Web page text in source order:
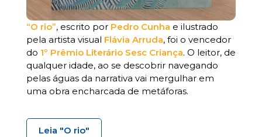
“O rio”, escrito por Pedro Cunha e ilustrado
pela artista visual Flávia Arruda, foi o vencedor
do 1º Prêmio Literário Sesc Criança. O leitor, de
qualquer idade, ao se descobrir navegando
pelas águas da narrativa vai mergulhar em
uma obra encharcada de metáforas.
Leia "O rio"